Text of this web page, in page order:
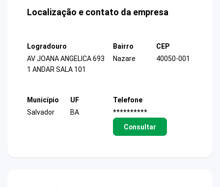
Localização e contato da empresa
Logradouro
AV JOANA ANGELICA 693
1 ANDAR SALA 101
Bairro
Nazare
CEP
40050-001
Município
Salvador
UF
BA
Telefone
**********
Consultar